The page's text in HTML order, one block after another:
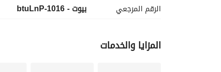
الرقم المرجعي
بيوت - 1016-btuLnP
المزايا والخدمات